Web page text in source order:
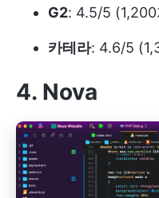
G2: 4.5/5
카테라: 4.6/5
4. Nova